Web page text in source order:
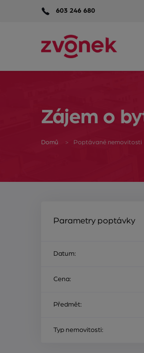
603 246 680
Zájem o
Domů Poptávané nemovitosti
Parametry poptávky
Datum:
Cena:
Předmět:
Typ nemovitosti: